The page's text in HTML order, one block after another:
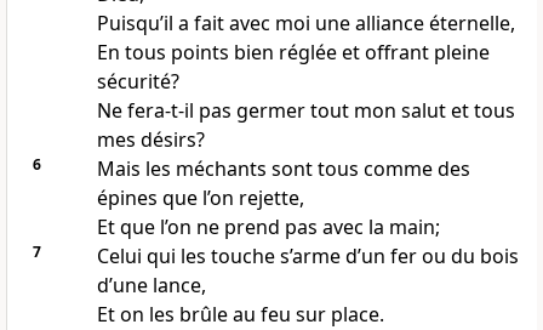
Puisqu’il a fait avec moi une alliance éternelle,
En tous points bien réglée et offrant pleine
sécurité?
Ne fera-t-il pas germer tout mon salut et tous
mes désirs?
6
Mais les méchants sont tous comme des
épines que l’on rejette,
Et que l’on ne prend pas avec la main;
7
Celui qui les touche s’arme d’un fer ou du bois
d’une lance,
Et on les brûle au feu sur place.